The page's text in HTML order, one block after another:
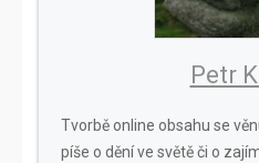
Petr
Tvorbě online obsahu se
píše o dění ve světě či o